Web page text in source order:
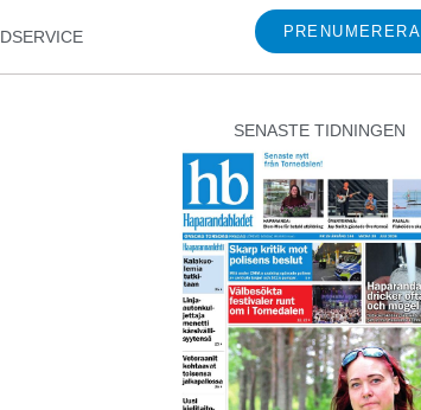
PRENUMERERA
SENASTE TIDNINGEN